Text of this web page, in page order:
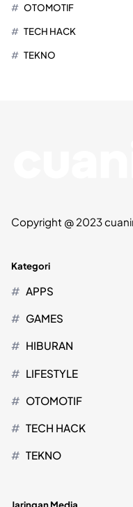
OTOMOTIF
TECH HACK
TEKNO
Copyright @ 2023
Kategori
APPS
GAMES
HIBURAN
LIFESTYLE
OTOMOTIF
TECH HACK
TEKNO
Jaringan Media